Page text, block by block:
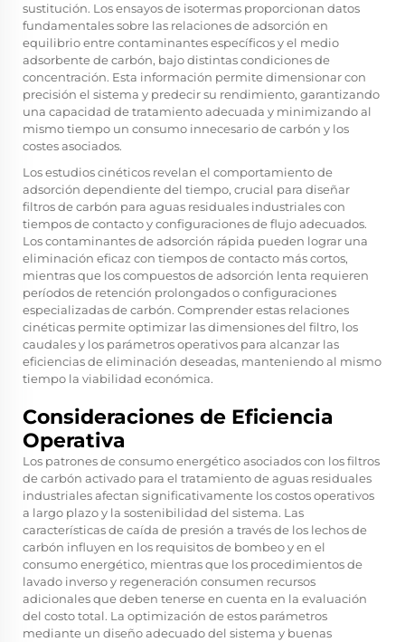
sustitución. Los ensayos de isotermas proporcionan datos
fundamentales sobre las relaciones de adsorción en
equilibrio entre contaminantes específicos y el medio
adsorbente de carbón, bajo distintas condiciones de
concentración. Esta información permite dimensionar con
precisión el sistema y predecir su rendimiento, garantizando
una capacidad de tratamiento adecuada y minimizando al
mismo tiempo un consumo innecesario de carbón y los
costes asociados.
Los estudios cinéticos revelan el comportamiento de
adsorción dependiente del tiempo, crucial para diseñar
filtros de carbón para aguas residuales industriales con
tiempos de contacto y configuraciones de flujo adecuados.
Los contaminantes de adsorción rápida pueden lograr una
eliminación eficaz con tiempos de contacto más cortos,
mientras que los compuestos de adsorción lenta requieren
períodos de retención prolongados o configuraciones
especializadas de carbón. Comprender estas relaciones
cinéticas permite optimizar las dimensiones del filtro, los
caudales y los parámetros operativos para alcanzar las
eficiencias de eliminación deseadas, manteniendo al mismo
tiempo la viabilidad económica.
Consideraciones de Eficiencia
Operativa
Los patrones de consumo energético asociados con los filtros
de carbón activado para el tratamiento de aguas residuales
industriales afectan significativamente los costos operativos
a largo plazo y la sostenibilidad del sistema. Las
características de caída de presión a través de los lechos de
carbón influyen en los requisitos de bombeo y en el
consumo energético, mientras que los procedimientos de
lavado inverso y regeneración consumen recursos
adicionales que deben tenerse en cuenta en la evaluación
del costo total. La optimización de estos parámetros
mediante un diseño adecuado del sistema y buenas